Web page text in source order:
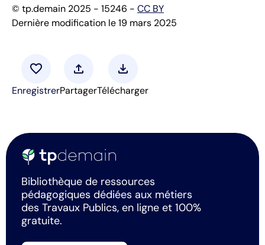
© tp.demain 2025 - 15246 - CC BY
Dernière modification le 19 mars 2025
favorite
Enregistrer
upload
Partager
download
Télécharger
Bibliothèque de ressources
pédagogiques dédiées aux métiers
des Travaux Publics, en ligne et 100%
gratuite.